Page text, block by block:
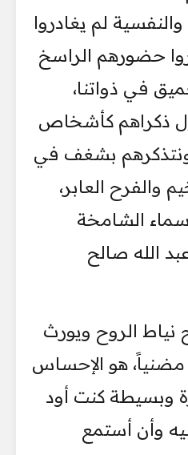
لم يغادروا
حضورهم الراسخ
في ذواتنا،
ذكراهم كأشخاص
ونتذكرهم بشغف في
والفرح العابر،
الشامخة
الله صالح
الروح ويورث
مضنياً، هو الإحساس
وبسيطة كنت أود
وأن أستمع